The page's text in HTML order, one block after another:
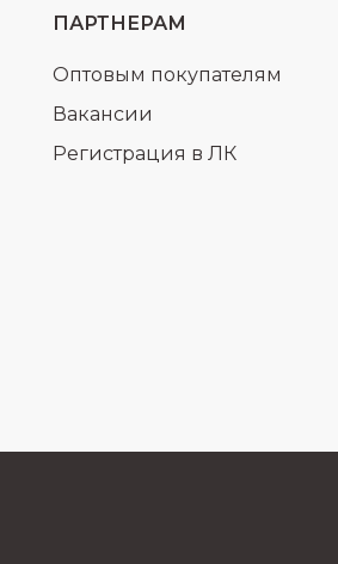
ПАРТНЕРАМ
Регистрация в ЛК
Оптовым покупателям
Вакансии